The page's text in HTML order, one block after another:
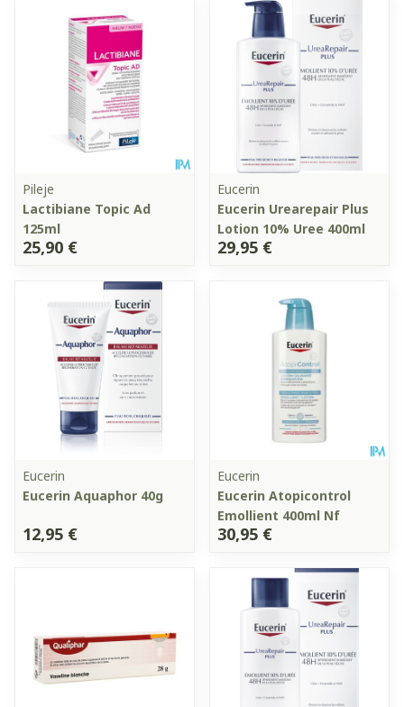
Pileje
Lactibiane Topic Ad
125ml
25,90 €
Eucerin
Eucerin Urearepair Plus
Lotion 10% Uree 400ml
29,95 €
Eucerin
Eucerin Aquaphor 40g
12,95 €
Eucerin
Eucerin Atopicontrol
Emollient 400ml Nf
30,95 €